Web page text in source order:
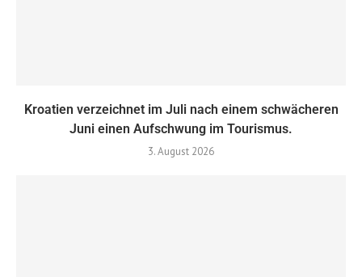
Kroatien verzeichnet im Juli nach einem schwächeren
Juni einen Aufschwung im Tourismus.
3. August 2026